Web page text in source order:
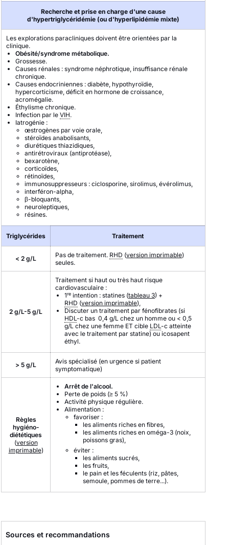
Recherche et prise en charge d'une cause
d'hypertriglycéridémie (ou d'hyperlipidémie mixte)
Les explorations paracliniques doivent être orientées par la
clinique.
Obésité/syndrome métabolique.
Grossesse.
Causes rénales : syndrome néphrotique, insuffisance rénale
chronique.
Causes endocriniennes : diabète, hypothyroïdie,
hypercorticisme, déficit en hormone de croissance,
acromégalie.
Éthylisme chronique.
Infection par le VIH.
Iatrogénie :
œstrogènes par voie orale,
stéroïdes anabolisants,
diurétiques thiazidiques,
antirétroviraux (antiprotéase),
bexarotène,
corticoïdes,
rétinoïdes,
immunosuppresseurs : ciclosporine, sirolimus, évérolimus,
interféron-alpha,
β-bloquants,
neuroleptiques,
résines.
Triglycérides Traitement
< 2 g/L Pas de traitement. RHD (version imprimable)
seules.
2 g/L-5 g/L
Traitement si haut ou très haut risque
cardiovasculaire :
1re intention : statines (tableau 3) +
RHD (version imprimable),
Discuter un traitement par fénofibrates (si
HDL-c bas 0,4 g/L chez un homme ou < 0,5
g/L chez une femme ET cible LDL-c atteinte
avec le traitement par statine) ou icosapent
éthyl.
> 5 g/L
Avis spécialisé (en urgence si patient
symptomatique)
Règles
hygiéno-
diététiques
(version
imprimable)
Arrêt de l'alcool.
Perte de poids (≥ 5 %)
Activité physique régulière.
Alimentation :
favoriser :
les aliments riches en fibres,
les aliments riches en oméga-3 (noix,
poissons gras),
éviter :
les aliments sucrés,
les fruits,
le pain et les féculents (riz, pâtes,
semoule, pommes de terre...).
Sources et recommandations